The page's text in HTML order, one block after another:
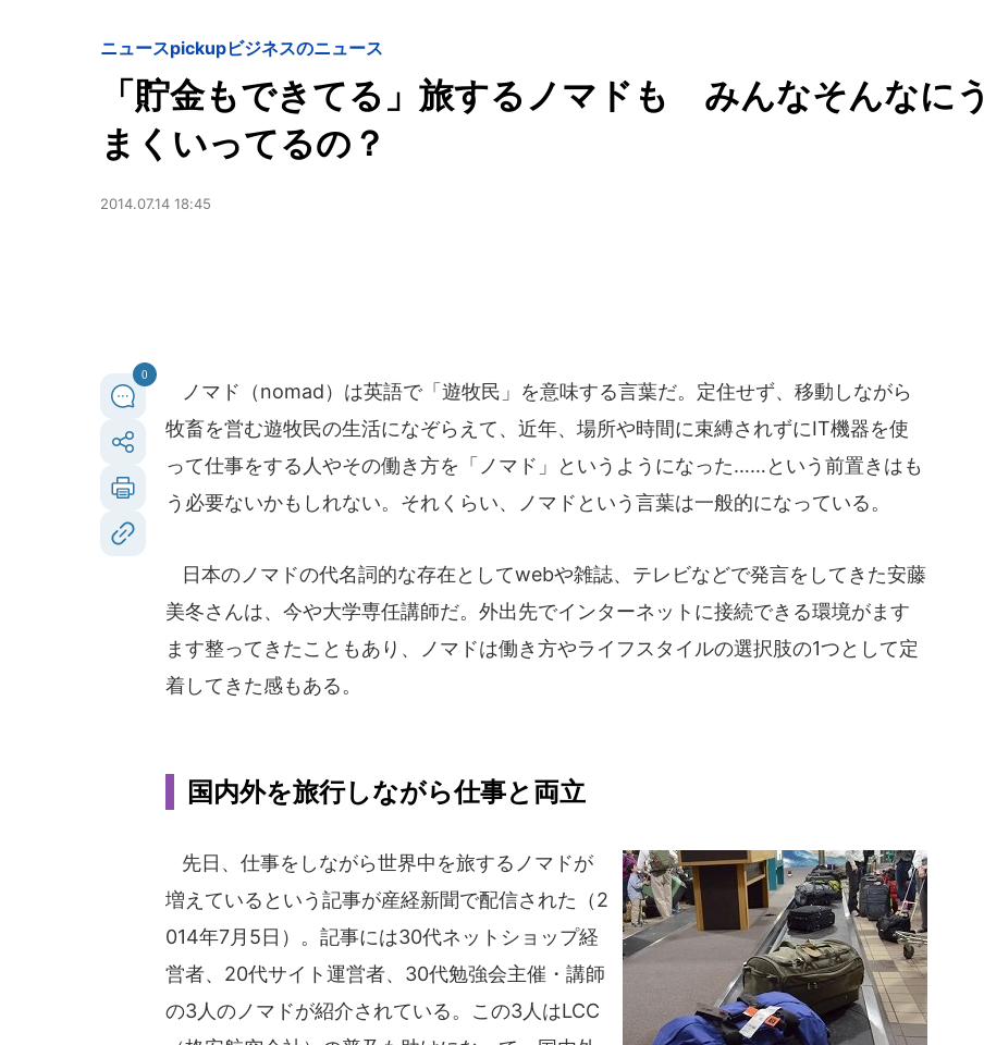
ニュースpickupビジネスのニュース
「貯金もできてる」旅するノマドも みんなそんなにう
まくいってるの？
2014.07.14 18:45
0
ノマド（nomad）は英語で「遊牧民」を意味する言葉だ。定住せず、移動しながら
牧畜を営む遊牧民の生活になぞらえて、近年、場所や時間に束縛されずにIT機器を使
って仕事をする人やその働き方を「ノマド」というようになった……という前置きはも
う必要ないかもしれない。それくらい、ノマドという言葉は一般的になっている。
日本のノマドの代名詞的な存在としてwebや雑誌、テレビなどで発言をしてきた安藤
美冬さんは、今や大学専任講師だ。外出先でインターネットに接続できる環境がます
ます整ってきたこともあり、ノマドは働き方やライフスタイルの選択肢の1つとして定
着してきた感もある。
国内外を旅行しながら仕事と両立
先日、仕事をしながら世界中を旅するノマドが
増えているという記事が産経新聞で配信された（2
014年7月5日）。記事には30代ネットショップ経
営者、20代サイト運営者、30代勉強会主催・講師
の3人のノマドが紹介されている。この3人はLCC